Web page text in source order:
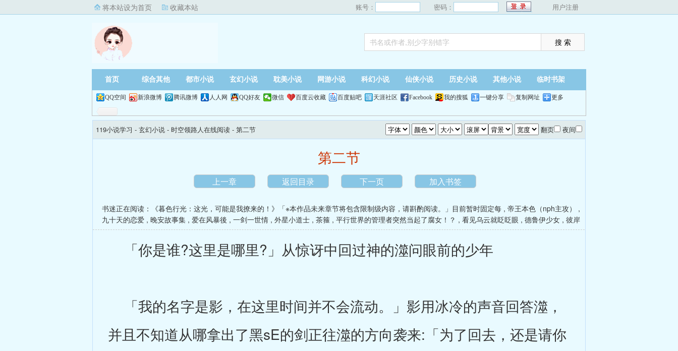
将本站设为首页 收藏本站 账号： 密码： 用户注册
首页 综合其他 都市小说 玄幻小说 耽美小说 网游小说 科幻小说 仙侠小说 历史小说 其他小说 临时书架
QQ空间 新浪微博 腾讯微博 人人网 QQ好友 微信 百度云收藏 百度贴吧 天涯社区 Facebook 我的搜狐 一键分享 复制网址 更多
119小说学习 - 玄幻小说 - 时空领路人在线阅读 - 第二节 翻页 夜间
第二节
上一章 返回目录 下一页 加入书签
书迷正在阅读： 《暮色行光：这光，可能是我撩来的！》「※本作品未来章节将包含限制级内容，请斟酌阅读。」目前暂时固定每 , 帝王本色（nph主攻）
,
九十天的恋爱 , 晚安故事集 , 爱在风暴後 , 一剑一世情 , 外星小道士 , 茶箍 , 平行世界的管理者突然当起了腐女！？ , 看见乌云就眨眨眼 , 德鲁伊少女 , 彼岸
「你是谁?这里是哪里?」从惊讶中回过神的澨问眼前的少年
「我的名字是影，在这里时间并不会流动。」影用冰冷的声音回答澨，
并且不知道从哪拿出了黑sE的剑正往澨的方向袭来:「为了回去，还是请你